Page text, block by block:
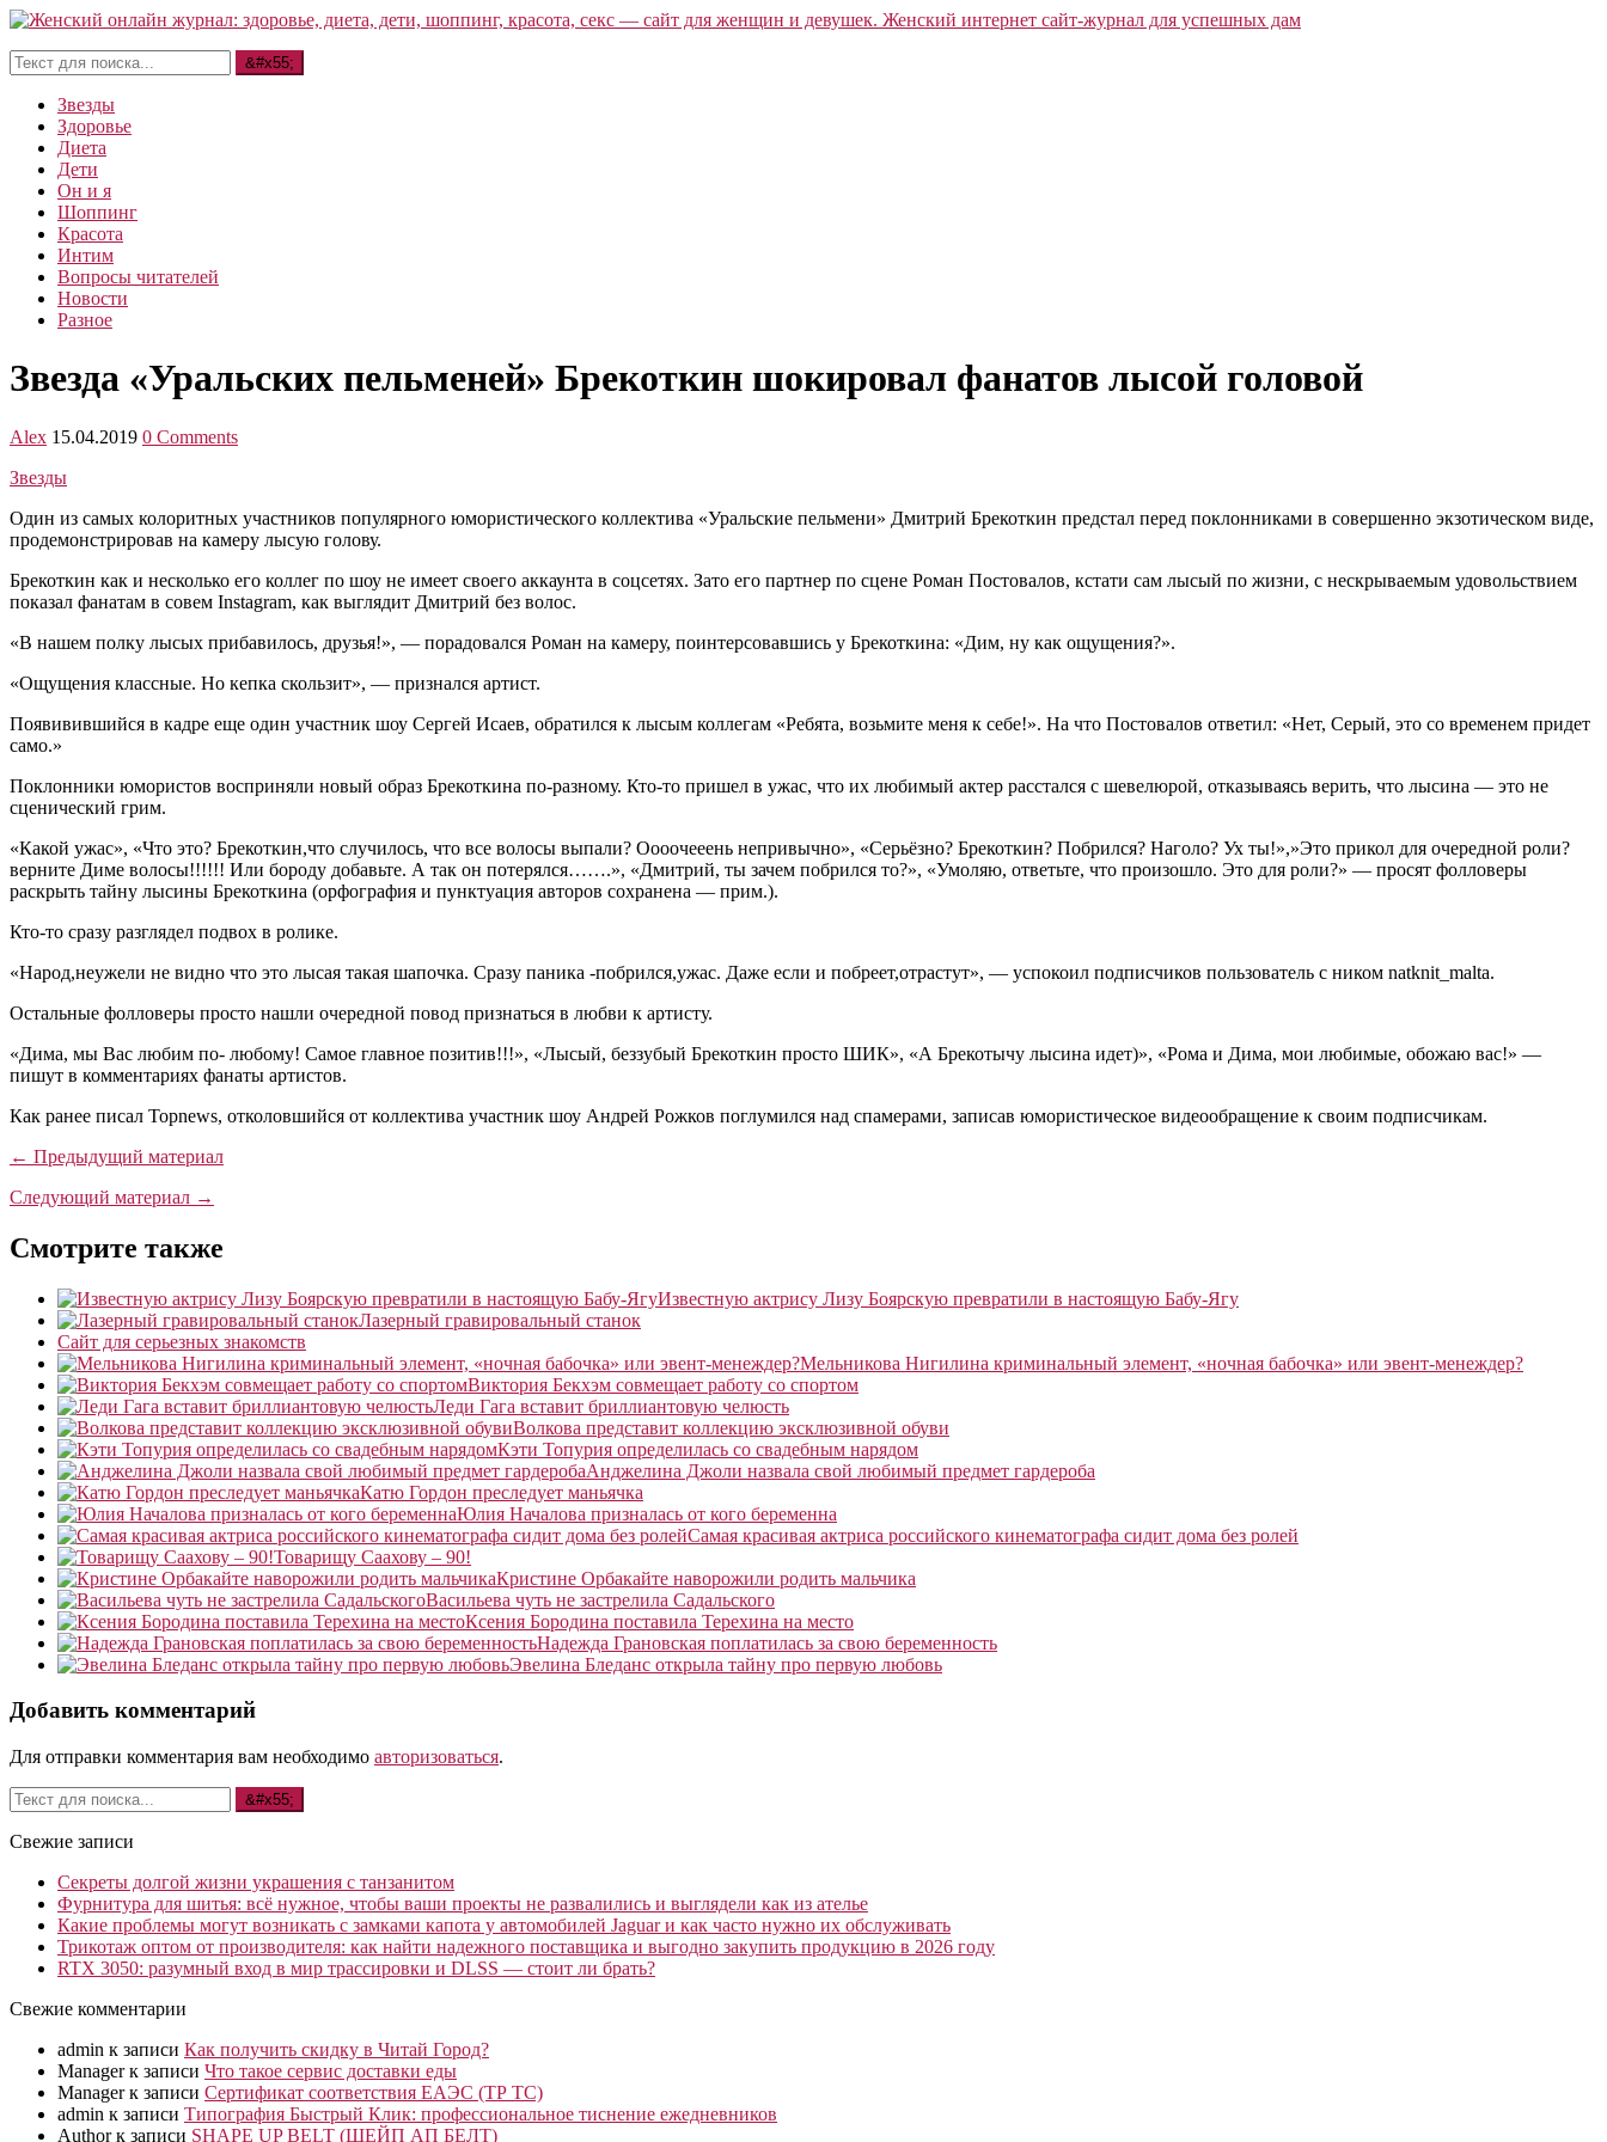
Звезды
Здоровье
Диета
Дети
Он и я
Шоппинг
Красота
Интим
Вопросы читателей
Новости
Разное
Звезда «Уральских пельменей» Брекоткин шокировал фанатов лысой головой
Alex 15.04.2019 0 Comments
Звезды
Один из самых колоритных участников популярного юмористического коллектива «Уральские пельмени» Дмитрий Брекоткин предстал перед поклонниками в совершенно экзотическом виде,
продемонстрировав на камеру лысую голову.
Брекоткин как и несколько его коллег по шоу не имеет своего аккаунта в соцсетях. Зато его партнер по сцене Роман Постовалов, кстати сам лысый по жизни, с нескрываемым удовольствием
показал фанатам в совем Instagram, как выглядит Дмитрий без волос.
«В нашем полку лысых прибавилось, друзья!», — порадовался Роман на камеру, поинтерсовавшись у Брекоткина: «Дим, ну как ощущения?».
«Ощущения классные. Но кепка скользит», — признался артист.
Появивившийся в кадре еще один участник шоу Сергей Исаев, обратился к лысым коллегам «Ребята, возьмите меня к себе!». На что Постовалов ответил: «Нет, Серый, это со временем придет
само.»
Поклонники юмористов восприняли новый образ Брекоткина по-разному. Кто-то пришел в ужас, что их любимый актер расстался с шевелюрой, отказываясь верить, что лысина — это не
сценический грим.
«Какой ужас», «Что это? Брекоткин,что случилось, что все волосы выпали? Оооочееень непривычно», «Серьёзно? Брекоткин? Побрился? Наголо? Ух ты!»,»Это прикол для очередной роли?
верните Диме волосы!!!!!! Или бороду добавьте. А так он потерялся…….», «Дмитрий, ты зачем побрился то?», «Умоляю, ответьте, что произошло. Это для роли?» — просят фолловеры
раскрыть тайну лысины Брекоткина (орфография и пунктуация авторов сохранена — прим.).
Кто-то сразу разглядел подвох в ролике.
«Народ,неужели не видно что это лысая такая шапочка. Сразу паника -побрился,ужас. Даже если и побреет,отрастут», — успокоил подписчиков пользователь с ником natknit_malta.
Остальные фолловеры просто нашли очередной повод признаться в любви к артисту.
«Дима, мы Вас любим по- любому! Самое главное позитив!!!», «Лысый, беззубый Брекоткин просто ШИК», «А Брекотычу лысина идет)», «Рома и Дима, мои любимые, обожаю вас!» —
пишут в комментариях фанаты артистов.
Как ранее писал Topnews, отколовшийся от коллектива участник шоу Андрей Рожков поглумился над спамерами, записав юмористическое видеообращение к своим подписчикам.
← Предыдущий материал
Следующий материал →
Смотрите также
Известную актрису Лизу Боярскую превратили в настоящую Бабу-Ягу
Лазерный гравировальный станок
Сайт для серьезных знакомств
Мельникова Нигилина криминальный элемент, «ночная бабочка» или эвент-менеждер?
Виктория Бекхэм совмещает работу со спортом
Леди Гага вставит бриллиантовую челюсть
Волкова представит коллекцию эксклюзивной обуви
Кэти Топурия определилась со свадебным нарядом
Анджелина Джоли назвала свой любимый предмет гардероба
Катю Гордон преследует маньячка
Юлия Началова призналась от кого беременна
Самая красивая актриса российского кинематографа сидит дома без ролей
Товарищу Саахову – 90!
Кристине Орбакайте наворожили родить мальчика
Васильева чуть не застрелила Садальского
Ксения Бородина поставила Терехина на место
Надежда Грановская поплатилась за свою беременность
Эвелина Бледанс открыла тайну про первую любовь
Добавить комментарий
Для отправки комментария вам необходимо авторизоваться.
Свежие записи
Секреты долгой жизни украшения с танзанитом
Фурнитура для шитья: всё нужное, чтобы ваши проекты не развалились и выглядели как из ателье
Какие проблемы могут возникать с замками капота у автомобилей Jaguar и как часто нужно их обслуживать
Трикотаж оптом от производителя: как найти надежного поставщика и выгодно закупить продукцию в 2026 году
RTX 3050: разумный вход в мир трассировки и DLSS — стоит ли брать?
Свежие комментарии
admin к записи Как получить скидку в Читай Город?
Managerк записи Что такое сервис доставки еды
Managerк записи Сертификат соответствия ЕАЭС (ТР ТС)
admin к записи Типография Быстрый Клик: профессиональное тиснение ежедневников
Authorк записи SHAPE UP BELT (ШЕЙП АП БЕЛТ)